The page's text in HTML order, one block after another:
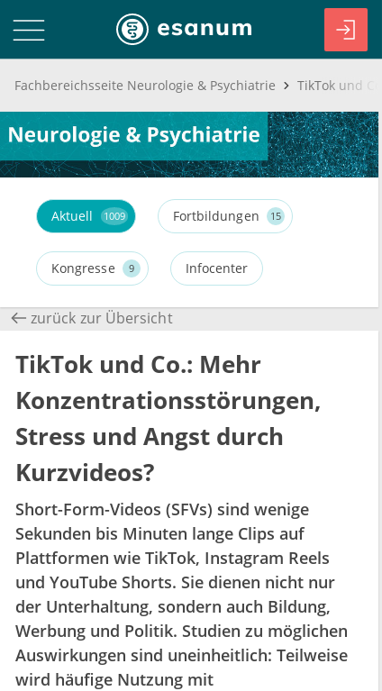
Fachbereichsseite Neurologie & Psychiatrie
Aktuell 1009 Fortbildungen 15
Kongresse 9 Infocenter
zurück zur Übersicht
TikTok und Co.: Mehr
Konzentrationsstörungen,
Stress und Angst durch
Kurzvideos?
Short-Form-Videos (SFVs) sind wenige
Sekunden bis Minuten lange Clips auf
Plattformen wie TikTok, Instagram Reels
und YouTube Shorts. Sie dienen nicht nur
der Unterhaltung, sondern auch Bildung,
Werbung und Politik. Studien zu möglichen
Auswirkungen sind uneinheitlich: Teilweise
wird häufige Nutzung mit